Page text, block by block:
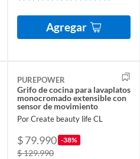
Agregar
PUREPOWER
Grifo de cocina para lavaplatos
monocromado extensible con
sensor de movimiento
Por Create beauty life CL
$ 79.990 -38%
$ 129.990